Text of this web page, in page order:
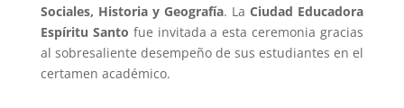
Sociales, Historia y Geografía. LaCiudad Educadora
Espíritu Santo fue invitada a esta ceremonia gracias
al sobresaliente desempeño de sus estudiantes en el
certamen académico.